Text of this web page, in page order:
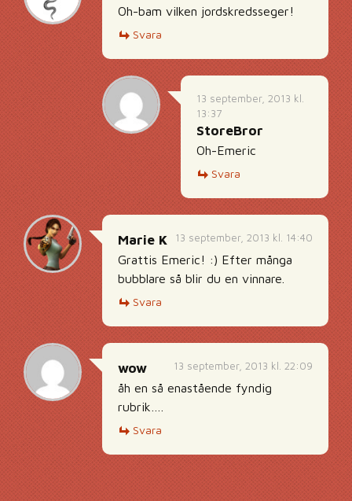
Oh-bam vilken jordskredsseger!
Svara
13 september, 2013 kl.
13:37
StoreBror
Oh-Emeric
Svara
13 september, 2013 kl. 14:40
Marie K
Grattis Emeric! :) Efter många
bubblare så blir du en vinnare.
Svara
13 september, 2013 kl. 22:09
wow
åh en så enastående fyndig
rubrik….
Svara